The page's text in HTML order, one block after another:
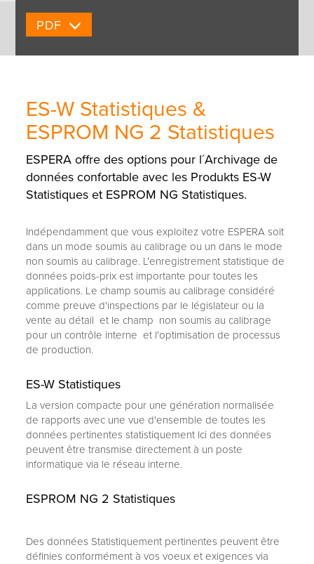
PDF
ES-W Statistiques &
ESPROM NG 2 Statistiques
ESPERA offre des options pour l´Archivage de
données confortable avec les Produkts ES-W
Statistiques et ESPROM NG Statistiques.
Indépendamment que vous exploitez votre ESPERA soit
dans un mode soumis au calibrage ou un dans le mode
non soumis au calibrage. L'enregistrement statistique de
données poids-prix est importante pour toutes les
applications. Le champ soumis au calibrage considéré
comme preuve d'inspections par le législateur ou la
vente au détail et le champ non soumis au calibrage
pour un contrôle interne et l'optimisation de processus
de production.
ES-W Statistiques
La version compacte pour une génération normalisée
de rapports avec une vue d'ensemble de toutes les
données pertinentes statistiquement Ici des données
peuvent être transmise directement à un poste
informatique via le réseau interne.
ESPROM NG 2 Statistiques
Des données Statistiquement pertinentes peuvent être
définies conformément à vos voeux et exigences via